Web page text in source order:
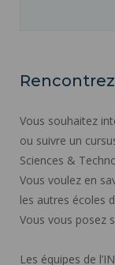
Vous souhaitez
ou suivre un
Sciences &
Vous voulez en
les autres écoles
Vous vous posez
Les équipes de